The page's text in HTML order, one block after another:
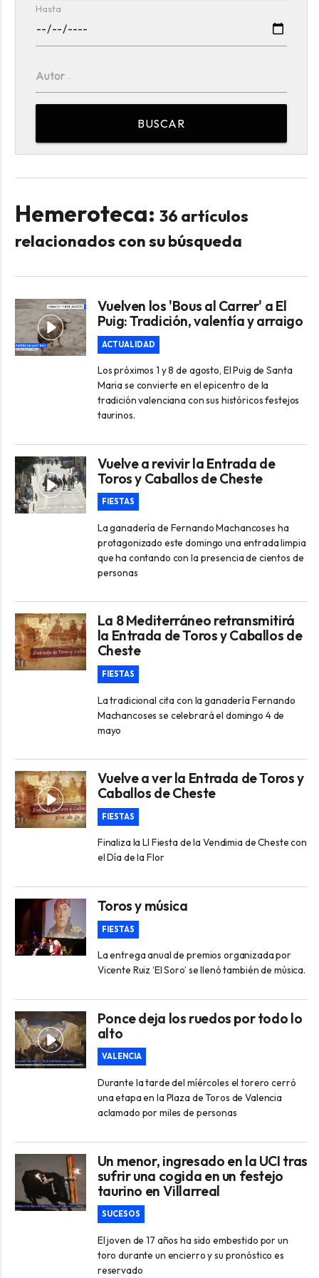
Hasta
Autor
BUSCAR
Hemeroteca: 36 artículos
relacionados con su búsqueda
Vuelven los 'Bous al Carrer' a El
Puig: Tradición, valentía y arraigo
ACTUALIDAD
Los próximos 1 y 8 de agosto, El Puig de Santa
Maria se convierte en el epicentro de la
tradición valenciana con sus históricos festejos
taurinos.
Vuelve a revivir la Entrada de
Toros y Caballos de Cheste
FIESTAS
La ganadería de Fernando Machancoses ha
protagonizado este domingo una entrada limpia
que ha contando con la presencia de cientos de
personas
La 8 Mediterráneo retransmitirá
la Entrada de Toros y Caballos de
Cheste
FIESTAS
La tradicional cita con la ganadería Fernando
Machancoses se celebrará el domingo 4 de
mayo
Vuelve a ver la Entrada de Toros y
Caballos de Cheste
FIESTAS
Finaliza la LI Fiesta de la Vendimia de Cheste con
el Día de la Flor
Toros y música
FIESTAS
La entrega anual de premios organizada por
Vicente Ruiz ‘El Soro’ se llenó también de música.
Ponce deja los ruedos por todo lo
alto
VALENCIA
Durante la tarde del míércoles el torero cerró
una etapa en la Plaza de Toros de Valencia
aclamado por miles de personas
Un menor, ingresado en la UCI tras
sufrir una cogida en un festejo
taurino en Villarreal
SUCESOS
El joven de 17 años ha sido embestido por un
toro durante un encierro y su pronóstico es
reservado